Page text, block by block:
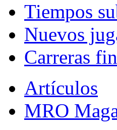
Tiempos
Nuevos
Carreras
Artículos
MRO